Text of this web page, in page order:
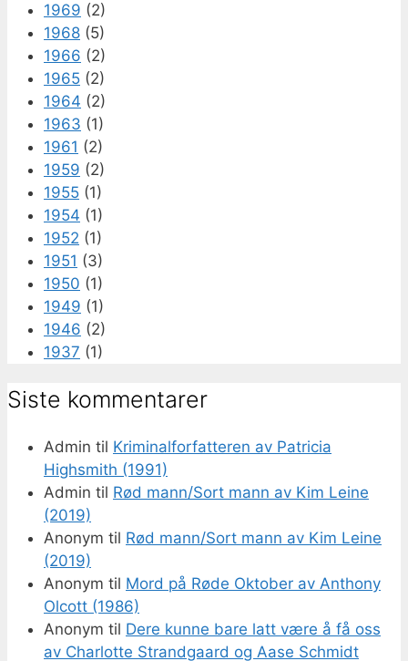
1969 (2)
1968 (5)
1966 (2)
1965 (2)
1964 (2)
1963 (1)
1961 (2)
1959 (2)
1955 (1)
1954 (1)
1952 (1)
1951 (3)
1950 (1)
1949 (1)
1946 (2)
1937 (1)
Siste kommentarer
Admin til Kriminalforfatteren av Patricia
Highsmith (1991)
Admin til Rød mann/Sort mann av Kim Leine
(2019)
Anonym til Rød mann/Sort mann av Kim Leine
(2019)
Anonym til Mord på Røde Oktober av Anthony
Olcott (1986)
Anonym til Dere kunne bare latt være å få oss
av Charlotte Strandgaard og Aase Schmidt